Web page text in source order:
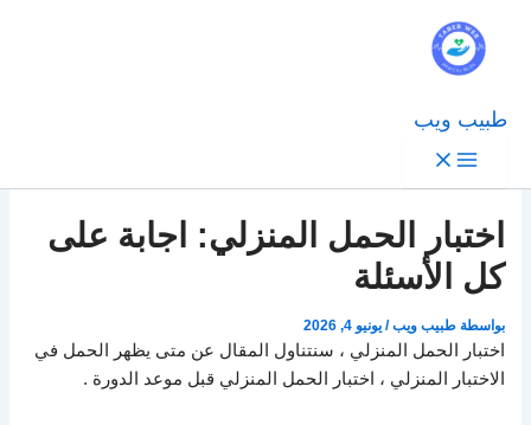
طبيب ويب
اختبار الحمل المنزلي: اجابة على
كل الأسئلة
بواسطة طبيب ويب/يونيو 4, 2026
اختبار الحمل المنزلي ، سنتناول المقال عن متى يظهر الحمل في
الاختبار المنزلي ، اختبار الحمل المنزلي قبل موعد الدورة .